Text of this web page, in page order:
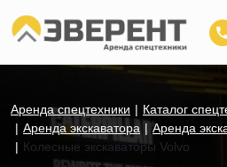
Аренда спецтехники
Каталог
Аренда экскаватора
Аренда
Колесные экскаваторы Volvo